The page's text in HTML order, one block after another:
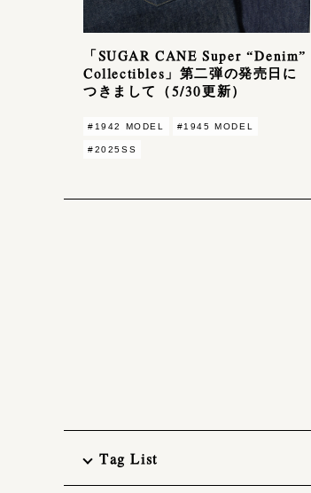
「SUGAR CANE Super “Denim”
Collectibles」第二弾の発売日に
つきまして（5/30更新）
#1942 MODEL #1945 MODEL
#2025SS
Tag List